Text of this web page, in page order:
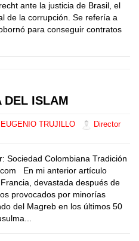
ante la justicia de Brasil, el
de la corrupción. Se refería a
para conseguir contratos
DEL ISLAM
EUGENIO TRUJILLO
Director
Sociedad Colombiana Tradición
En mi anterior artículo
devastada después de
provocados por minorías
del Magreb en los últimos 50